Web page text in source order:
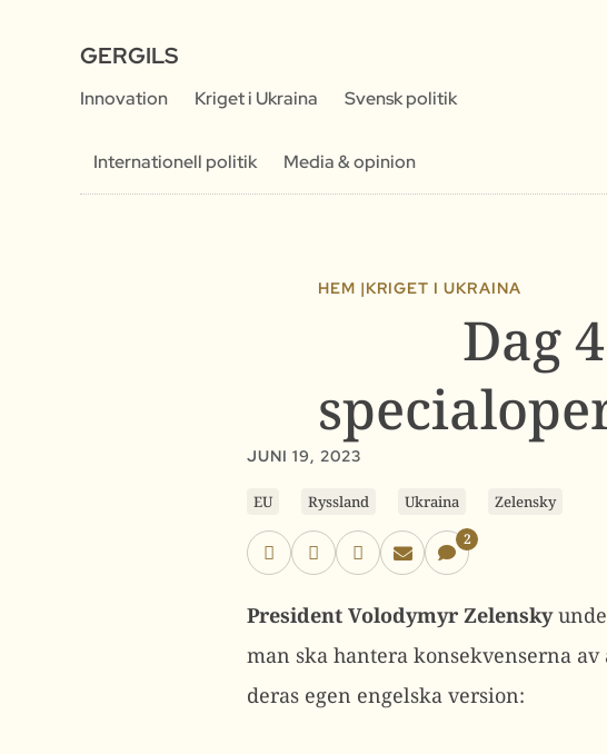
GERGILS
Innovation Kriget i Ukraina Svensk politik
Internationell politik Media & opinion
HEM |KRIGET I UKRAINA
Dag
JUNI 19, 2023
EU Ryssland Ukraina Zelensky
2
President Volodymyr Zelensky
man ska hantera konsekvenserna
deras egen engelska version: